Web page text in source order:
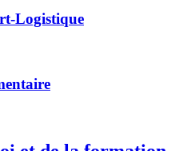
Logistique